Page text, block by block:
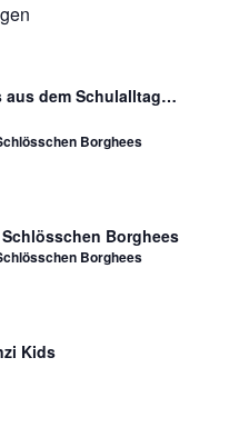
aus dem Schulalltag…
Borghees
Borghees
Borghees
Kids